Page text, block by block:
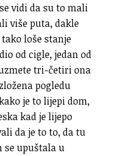
vidi da su to mali
više puta, dakle
loše stanje
od cigle, jedan od
tri-četiri ona
pogledu
je to lijepi dom,
kad je lijepo
da je to to, da tu
se upuštala u